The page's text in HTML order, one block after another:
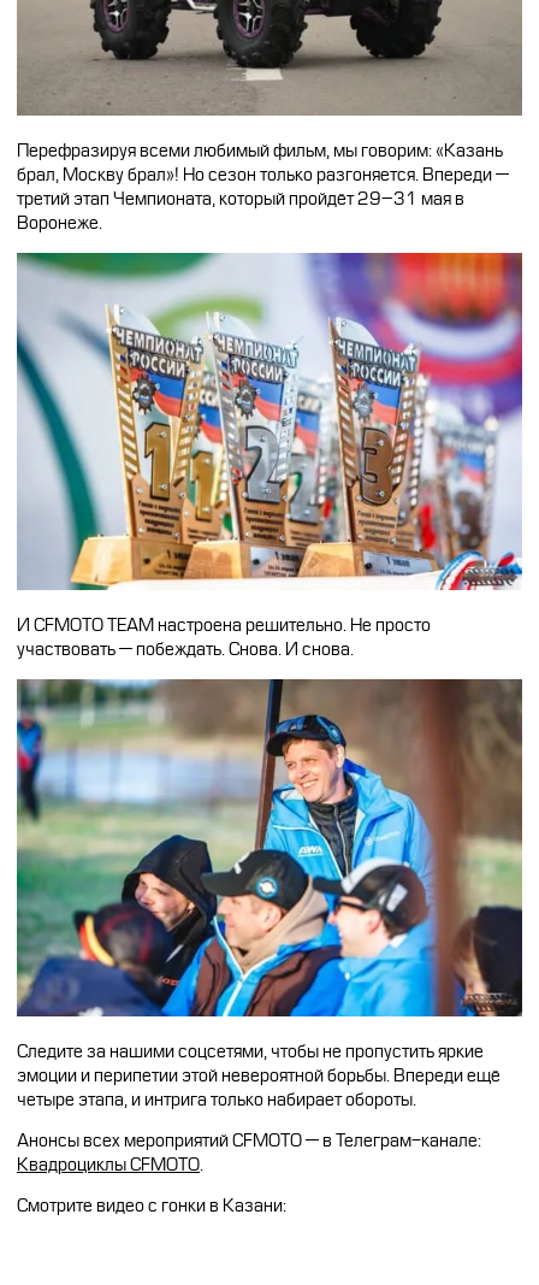
Перефразируя всеми любимый фильм, мы говорим: «Казань
брал, Москву брал»! Но сезон только разгоняется. Впереди —
третий этап Чемпионата, который пройдёт 29–31 мая в
Воронеже.
И CFMOTO TEAM настроена решительно. Не просто
участвовать — побеждать. Снова. И снова.
Следите за нашими соцсетями, чтобы не пропустить яркие
эмоции и перипетии этой невероятной борьбы. Впереди ещё
четыре этапа, и интрига только набирает обороты.
Анонсы всех мероприятий CFMOTO — в Телеграм-канале:
Квадроциклы CFMOTO.
Смотрите видео с гонки в Казани: